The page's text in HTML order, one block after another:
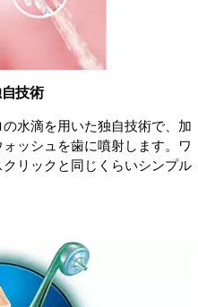
技術
水滴を用いた独自技術で、加
ッシュを歯に噴射します。ワ
リックと同じくらいシンプル